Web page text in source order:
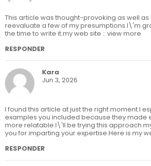
This article was thought-provoking as well as
reevaluate a few of my presumptions.I\'m
the time to write it.my web site :: view more
RESPONDER
Kara
Jun 3, 2026
I found this article at just the right moment.I
examples you included because they made
more relatable.I\'ll be trying this approach
you for imparting your expertise.Here is my
RESPONDER